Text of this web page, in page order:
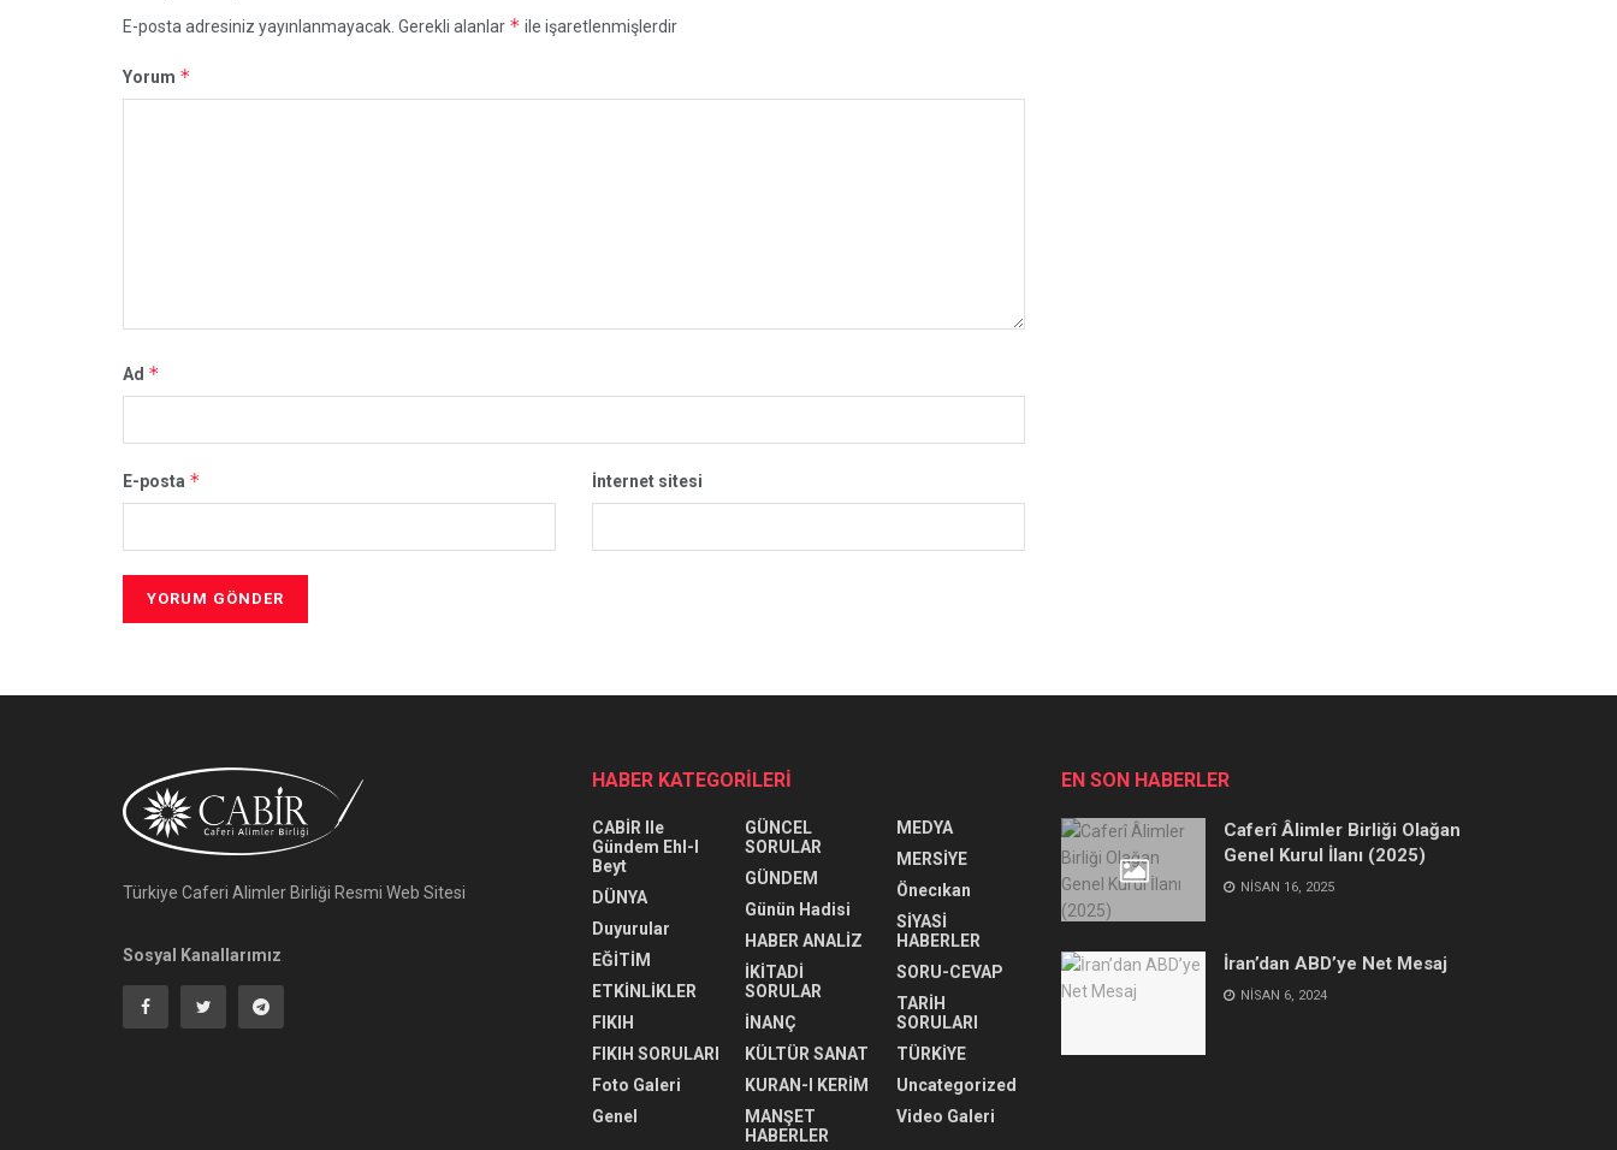
E-posta adresiniz yayınlanmayacak. Gerekli alanlar * ile işaretlenmişlerdir
Yorum *
Ad *
E-posta * İnternet sitesi
Türkiye Caferi Alimler Birliği Resmi Web Sitesi
Sosyal Kanallarımız
HABER KATEGORİLERİ
CABİR Ile
Gündem Ehl-I
Beyt
DÜNYA
Duyurular
EĞİTİM
ETKİNLİKLER
FIKIH
FIKIH SORULARI
Foto Galeri
Genel
GÜNCEL
SORULAR
GÜNDEM
Günün Hadisi
HABER ANALİZ
İKİTADİ
SORULAR
İNANÇ
KÜLTÜR SANAT
KURAN-I KERİM
MANŞET
HABERLER
MEDYA
MERSİYE
Önecıkan
SİYASİ
HABERLER
SORU-CEVAP
TARİH
SORULARI
TÜRKİYE
Uncategorized
Video Galeri
EN SON HABERLER
Caferî Âlimler Birliği Olağan
Genel Kurul İlanı (2025)
NISAN 16, 2025
İran’dan ABD’ye Net Mesaj
NISAN 6, 2024